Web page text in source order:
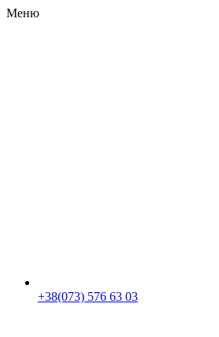
Меню
+38(073) 576 63 03